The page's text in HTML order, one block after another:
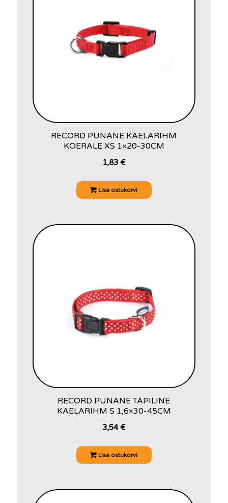
RECORD PUNANE KAELARIHM
KOERALE XS 1×20-30CM
1,83€
Lisa ostukorvi
RECORD PUNANE TÄPILINE
KAELARIHM S 1,6×30-45CM
3,54€
Lisa ostukorvi